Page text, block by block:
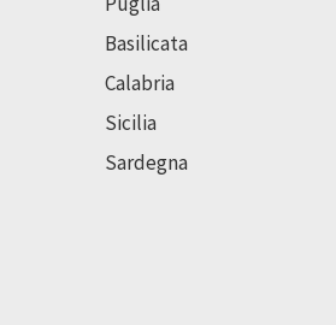
Basilicata
Calabria
Sicilia
Sardegna